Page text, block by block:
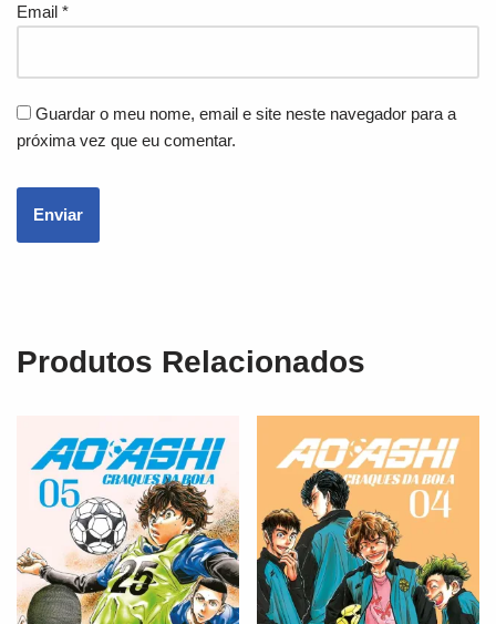
Email *
Guardar o meu nome, email e site neste navegador para a
próxima vez que eu comentar.
Produtos Relacionados